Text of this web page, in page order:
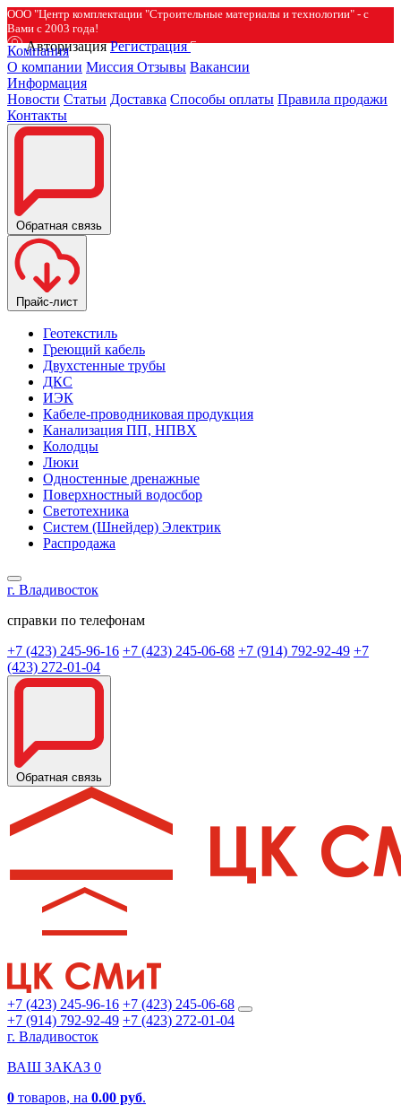
ООО "Центр комплектации "Строительные материалы и технологии" - с
Вами с 2003 года!
Авторизация Регистрация
Компания
О компании Миссия Отзывы Вакансии
Информация
Новости Статьи Доставка Способы оплаты Правила продажи
Контакты
Обратная связь
Прайс-лист
Геотекстиль
Греющий кабель
Двухстенные трубы
ДКС
ИЭК
Кабеле-проводниковая продукция
Канализация ПП, НПВХ
Колодцы
Люки
Одностенные дренажные
Поверхностный водосбор
Светотехника
Систем (Шнейдер) Электрик
Распродажа
г. Владивосток
справки по телефонам
+7 (423) 245-96-16 +7 (423) 245-06-68 +7 (914) 792-92-49 +7
(423) 272-01-04
Обратная связь
+7 (423) 245-96-16 +7 (423) 245-06-68
+7 (914) 792-92-49 +7 (423) 272-01-04
г. Владивосток
ВАШ ЗАКАЗ 0
0 товаров, на 0.00 руб.